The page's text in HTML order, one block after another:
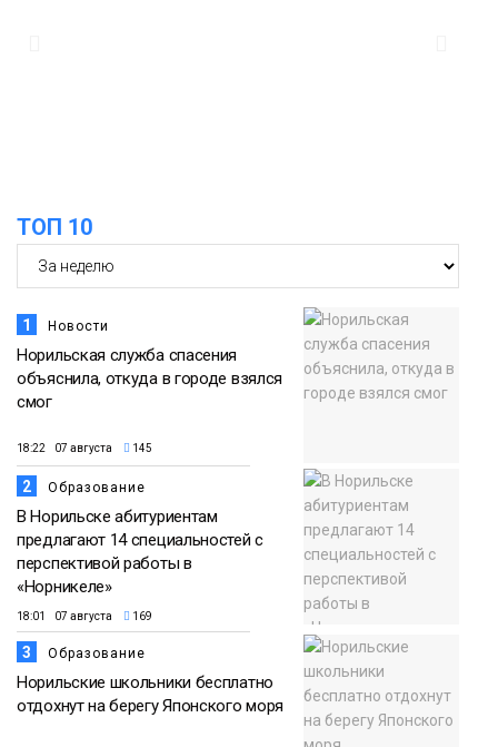
ТОП 10
1 Новости
Норильская служба спасения
объяснила, откуда в городе взялся
смог
18:22 07 августа 145
2 Образование
В Норильске абитуриентам
предлагают 14 специальностей с
перспективой работы в
«Норникеле»
18:01 07 августа 169
3 Образование
Норильские школьники бесплатно
отдохнут на берегу Японского моря